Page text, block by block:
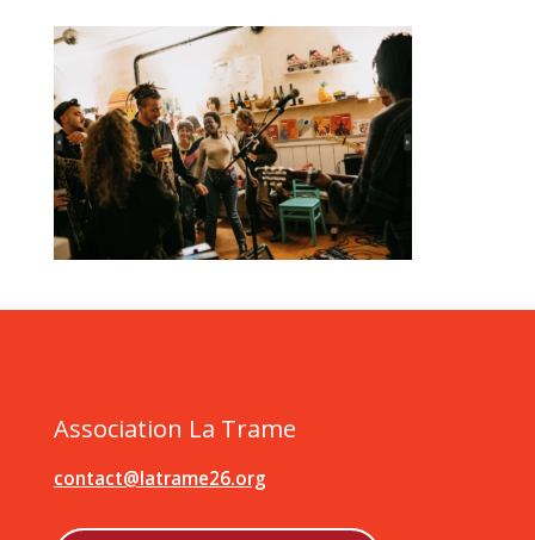
Association La Trame
contact@latrame26.org